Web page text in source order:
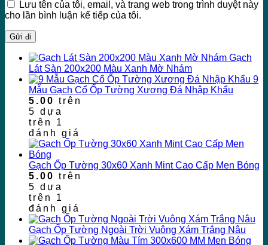
Lưu tên của tôi, email, và trang web trong trình duyệt này
cho lần bình luận kế tiếp của tôi.
Gạch
Lát Sàn 200x200 Màu Xanh Mờ Nhám
9
Mẫu Gạch Cổ Ốp Tường Xương Đá Nhập Khẩu
5.00 trên
5 dựa
trên 1
đánh giá
Gạch Ốp Tường 30x60 Xanh Mint Cao Cấp Men Bóng
5.00 trên
5 dựa
trên 1
đánh giá
Gạch Ốp Tường Ngoài Trời Vuông Xám Trắng Nâu